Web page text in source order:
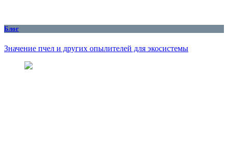
Блог
Значение пчел и других опылителей для экосистемы